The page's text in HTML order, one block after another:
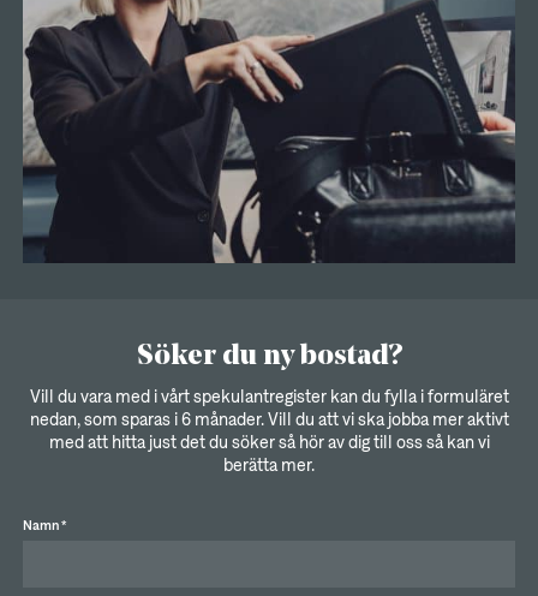
Söker du ny bostad?
Vill du vara med i vårt spekulantregister kan du fylla i formuläret
nedan, som sparas i 6 månader. Vill du att vi ska jobba mer aktivt
med att hitta just det du söker så hör av dig till oss så kan vi
berätta mer.
Namn *